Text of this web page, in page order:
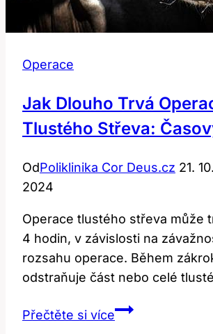
Operace
Jak Dlouho Trvá
Tlustého Střeva:
OdPoliklinika Cor Deus.cz 21.
2024
Operace tlustého střeva může
4 hodin, v závislosti na
rozsahu operace. Během
odstraňuje část nebo celé
Přečtěte si víceJak